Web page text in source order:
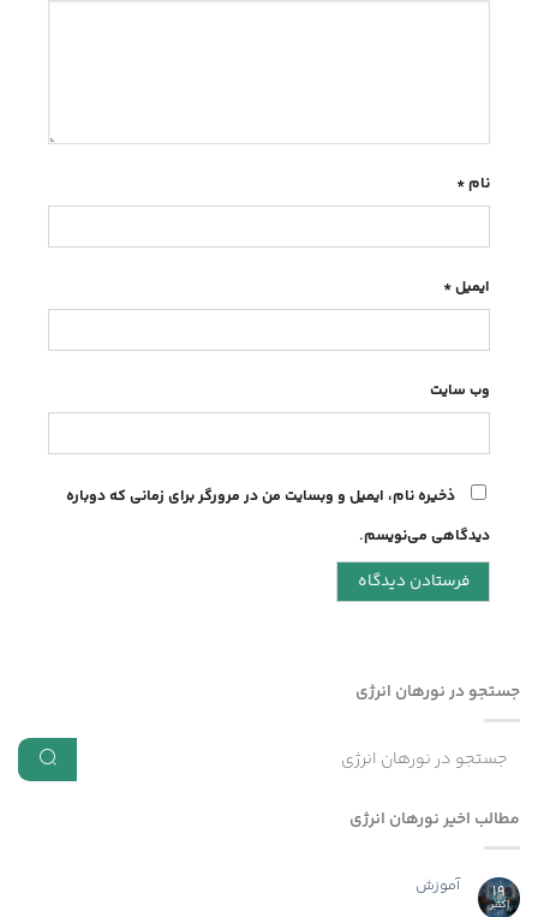
نام*
ایمیل*
وب‌ سایت
ذخیره نام، ایمیل و وبسایت من در مرورگر برای زمانی که دوباره
دیدگاهی می‌نویسم.
جستجو در نورهان انرژی
مطالب اخیر نورهان انرژی
19
اکتبر
آموزش